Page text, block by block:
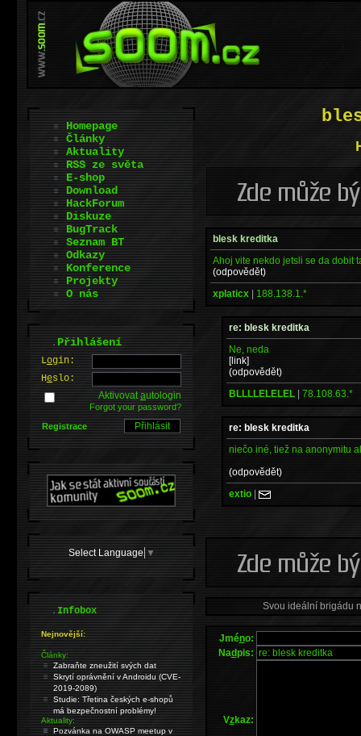
blesk kreditka
Ahoj vite nekdo jetsli se da dobit
(odpovědět)
xplaticx | 188.138.1.*
re: blesk kreditka
Ne, neda
[link]
(odpovědět)
BLLLLELELEL | 78.108.63.*
re: blesk kreditka
niečo iné, tiež na anonymitu
(odpovědět)
extio |
Svou ideální brigádu
Jméno:
Nadpis:
Vzkaz:
Homepage
Články
Aktuality
RSS ze světa
E-shop
Download
HackForum
Diskuze
BugTrack
Seznam BT
Odkazy
Konference
Projekty
O nás
.Přihlášení
Login:
Heslo:
Aktivovatautologin
Forgot your password?
Registrace
Select Language ▼
.Infobox
Nejnovější:
Články:
Zabraňte zneužití svých dat
Skrytí oprávnění v Androidu (CVE-
2019-2089)
Studie: Třetina českých e-shopů
má bezpečnostní problémy!
Aktuality:
Pozvánka na OWASP meetup v